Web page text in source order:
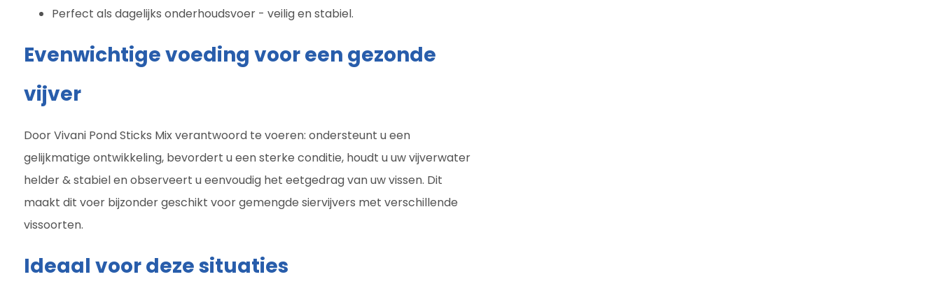
Perfect als dagelijks onderhoudsvoer - veilig en stabiel.
Evenwichtige voeding voor een gezonde
vijver
Door Vivani Pond Sticks Mix verantwoord te voeren: ondersteunt u een
gelijkmatige ontwikkeling, bevordert u een sterke conditie, houdt u uw vijverwater
helder & stabiel en observeert u eenvoudig het eetgedrag van uw vissen. Dit
maakt dit voer bijzonder geschikt voor gemengde siervijvers met verschillende
vissoorten.
Ideaal voor deze situaties